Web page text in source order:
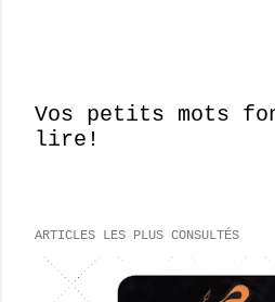
E
g
Vos petits mots
lire!
ARTICLES LES PLUS CONSULTÉS